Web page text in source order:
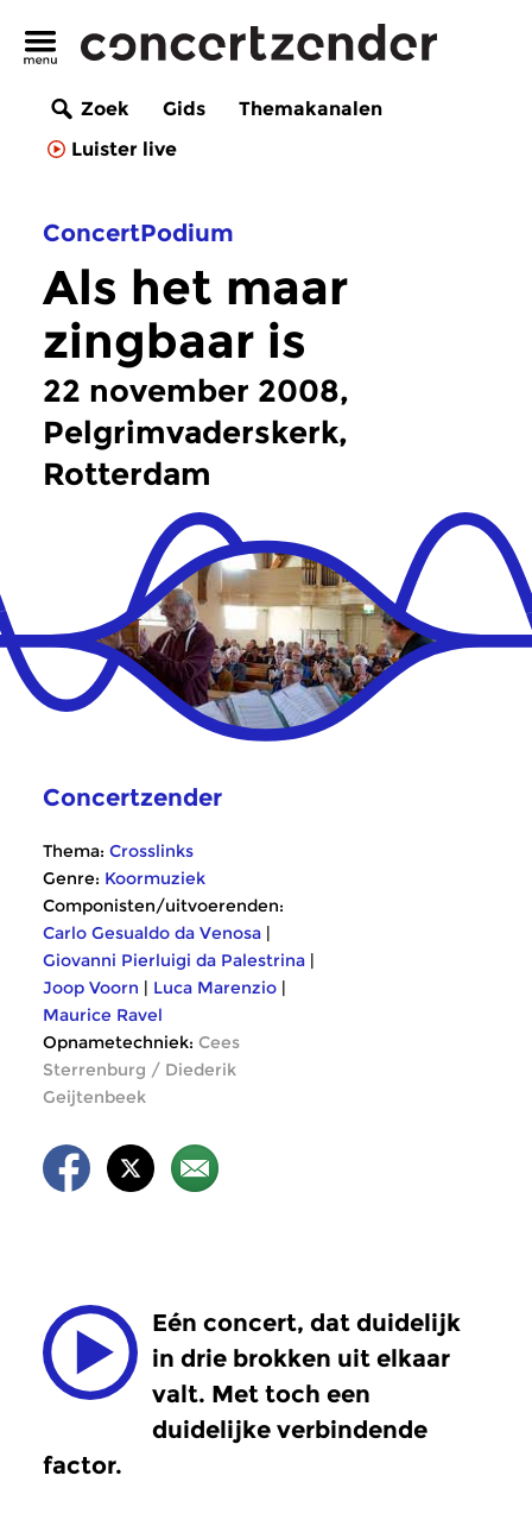
Zoek Gids
Themakanalen
Luister live
ConcertPodium
Als het maar
zingbaar is
22 november 2008,
Pelgrimvaderskerk,
Rotterdam
Concertzender
Thema: Crosslinks
Genre: Koormuziek
Componisten/uitvoerenden:
Carlo Gesualdo da Venosa |
Giovanni Pierluigi da Palestrina |
Joop Voorn | Luca Marenzio |
Maurice Ravel
Opnametechniek: Cees
Sterrenburg / Diederik
Geijtenbeek
Eén concert, dat duidelijk
in drie brokken uit elkaar
valt. Met toch een
duidelijke verbindende
factor.